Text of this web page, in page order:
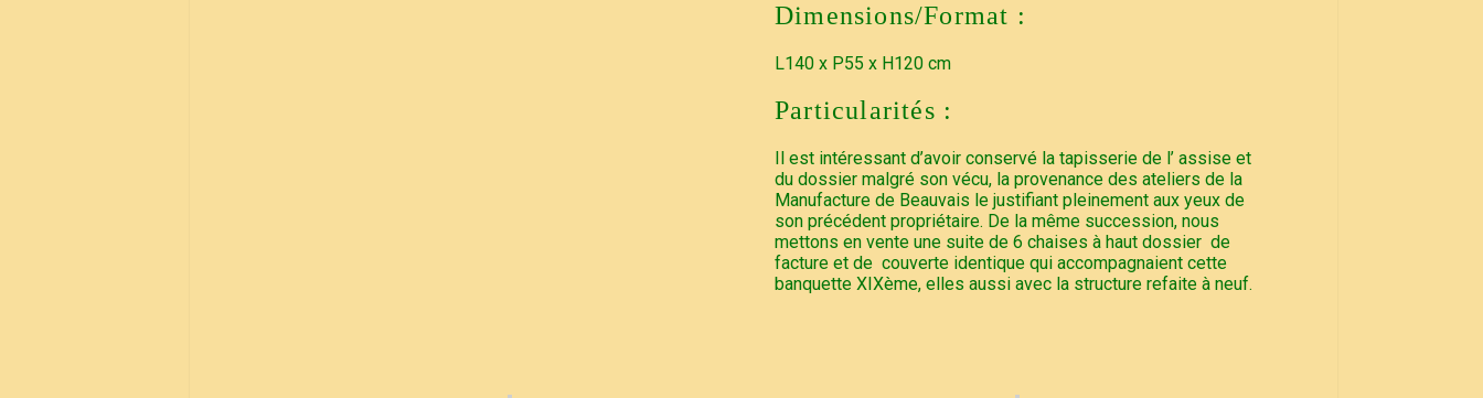
Dimensions/Format :
L140 x P55 x H120 cm
Particularités :
Il est intéressant d’avoir conservé la tapisserie de l’ assise et
du dossier malgré son vécu, la provenance des ateliers de la
Manufacture de Beauvais le justifiant pleinement aux yeux de
son précédent propriétaire. De la même succession, nous
mettons en vente une suite de 6 chaises à haut dossier de
facture et de couverte identique qui accompagnaient cette
banquette XIXème, elles aussi avec la structure refaite à neuf.